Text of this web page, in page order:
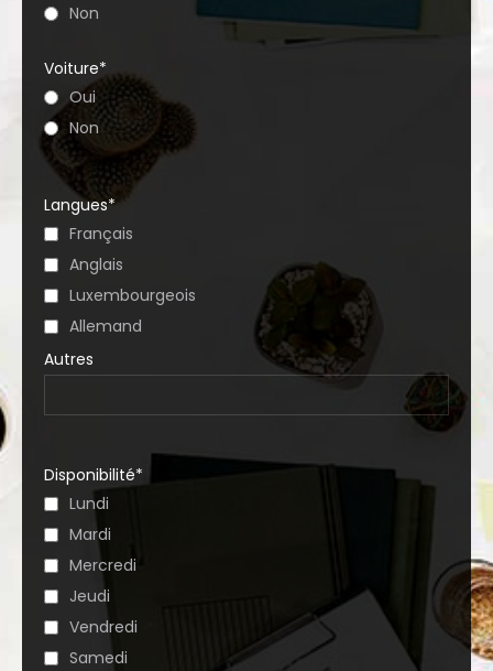
Non
Voiture*
Oui
Non
Langues*
Français
Anglais
Luxembourgeois
Allemand
Autres
Disponibilité*
Lundi
Mardi
Mercredi
Jeudi
Vendredi
Samedi